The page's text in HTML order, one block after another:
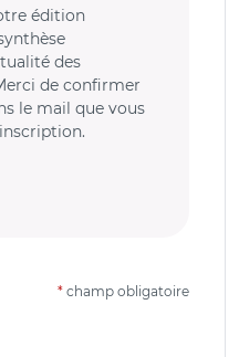
édition
des
de confirmer
le mail que vous
* champ obligatoire